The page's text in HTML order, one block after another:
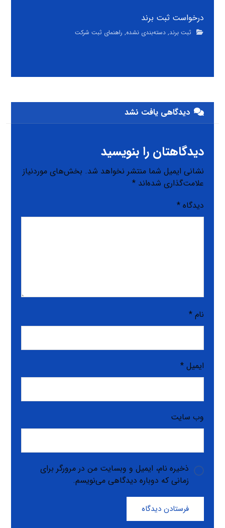
درخواست ثبت برند
ثبت برند,دسته‌بندی نشده, راهنمای ثبت شرکت
دیدگاهی یافت نشد
دیدگاهتان را بنویسید
نشانی ایمیل شما منتشر نخواهد شد. بخش‌های موردنیاز
علامت‌گذاری شده‌اند*
دیدگاه*
نام*
ایمیل*
وب‌ سایت
ذخیره نام، ایمیل و وبسایت من در مرورگر برای
زمانی که دوباره دیدگاهی می‌نویسم.
فرستادن دیدگاه